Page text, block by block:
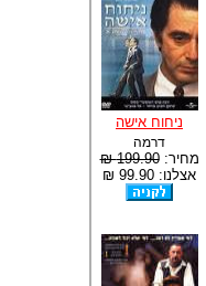
ניחוח אישה
דרמה
מחיר:199.90 ₪
אצלנו: 99.90 ₪